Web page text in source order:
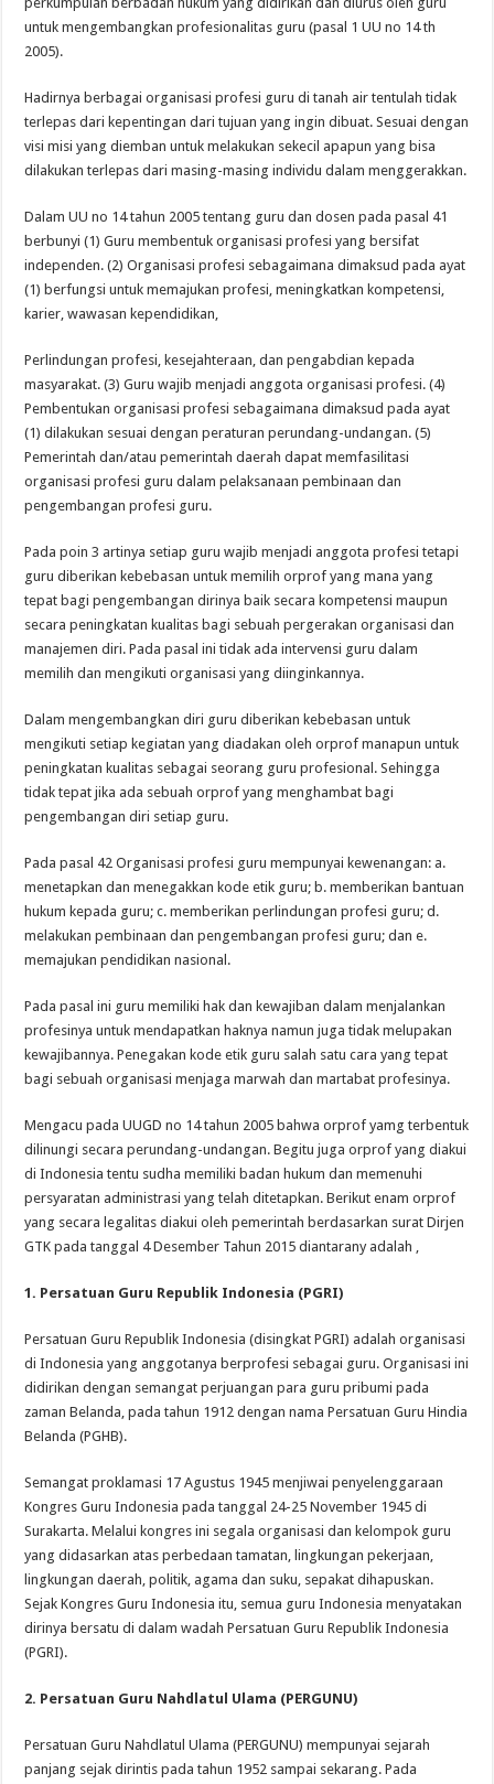
untuk mengembangkan profesionalitas guru (pasal 1 UU no 14 th
2005).
Hadirnya berbagai organisasi profesi guru di tanah air tentulah tidak
terlepas dari kepentingan dari tujuan yang ingin dibuat. Sesuai dengan
visi misi yang diemban untuk melakukan sekecil apapun yang bisa
dilakukan terlepas dari masing-masing individu dalam menggerakkan.
Dalam UU no 14 tahun 2005 tentang guru dan dosen pada pasal 41
berbunyi (1) Guru membentuk organisasi profesi yang bersifat
independen. (2) Organisasi profesi sebagaimana dimaksud pada ayat
(1) berfungsi untuk memajukan profesi, meningkatkan kompetensi,
karier, wawasan kependidikan,
Perlindungan profesi, kesejahteraan, dan pengabdian kepada
masyarakat. (3) Guru wajib menjadi anggota organisasi profesi. (4)
Pembentukan organisasi profesi sebagaimana dimaksud pada ayat
(1) dilakukan sesuai dengan peraturan perundang-undangan. (5)
Pemerintah dan/atau pemerintah daerah dapat memfasilitasi
organisasi profesi guru dalam pelaksanaan pembinaan dan
pengembangan profesi guru.
Pada poin 3 artinya setiap guru wajib menjadi anggota profesi tetapi
guru diberikan kebebasan untuk memilih orprof yang mana yang
tepat bagi pengembangan dirinya baik secara kompetensi maupun
secara peningkatan kualitas bagi sebuah pergerakan organisasi dan
manajemen diri. Pada pasal ini tidak ada intervensi guru dalam
memilih dan mengikuti organisasi yang diinginkannya.
Dalam mengembangkan diri guru diberikan kebebasan untuk
mengikuti setiap kegiatan yang diadakan oleh orprof manapun untuk
peningkatan kualitas sebagai seorang guru profesional. Sehingga
tidak tepat jika ada sebuah orprof yang menghambat bagi
pengembangan diri setiap guru.
Pada pasal 42 Organisasi profesi guru mempunyai kewenangan: a.
menetapkan dan menegakkan kode etik guru; b. memberikan bantuan
hukum kepada guru; c. memberikan perlindungan profesi guru; d.
melakukan pembinaan dan pengembangan profesi guru; dan e.
memajukan pendidikan nasional.
Pada pasal ini guru memiliki hak dan kewajiban dalam menjalankan
profesinya untuk mendapatkan haknya namun juga tidak melupakan
kewajibannya. Penegakan kode etik guru salah satu cara yang tepat
bagi sebuah organisasi menjaga marwah dan martabat profesinya.
Mengacu pada UUGD no 14 tahun 2005 bahwa orprof yamg terbentuk
dilinungi secara perundang-undangan. Begitu juga orprof yang diakui
di Indonesia tentu sudha memiliki badan hukum dan memenuhi
persyaratan administrasi yang telah ditetapkan. Berikut enam orprof
yang secara legalitas diakui oleh pemerintah berdasarkan surat Dirjen
GTK pada tanggal 4 Desember Tahun 2015 diantarany adalah ,
1. Persatuan Guru Republik Indonesia (PGRI)
Persatuan Guru Republik Indonesia (disingkat PGRI) adalah organisasi
di Indonesia yang anggotanya berprofesi sebagai guru. Organisasi ini
didirikan dengan semangat perjuangan para guru pribumi pada
zaman Belanda, pada tahun 1912 dengan nama Persatuan Guru Hindia
Belanda (PGHB).
Semangat proklamasi 17 Agustus 1945 menjiwai penyelenggaraan
Kongres Guru Indonesia pada tanggal 24-25 November 1945 di
Surakarta. Melalui kongres ini segala organisasi dan kelompok guru
yang didasarkan atas perbedaan tamatan, lingkungan pekerjaan,
lingkungan daerah, politik, agama dan suku, sepakat dihapuskan.
Sejak Kongres Guru Indonesia itu, semua guru Indonesia menyatakan
dirinya bersatu di dalam wadah Persatuan Guru Republik Indonesia
(PGRI).
2. Persatuan Guru Nahdlatul Ulama (PERGUNU)
Persatuan Guru Nahdlatul Ulama (PERGUNU) mempunyai sejarah
panjang sejak dirintis pada tahun 1952 sampai sekarang. Pada